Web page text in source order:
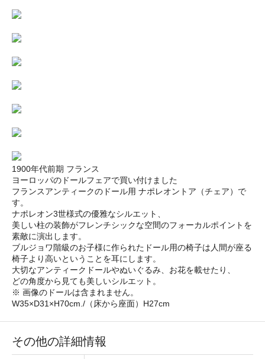
1900年代前期 フランス
ヨーロッパのドールフェアで買い付けました
フランスアンティークのドール用 ナポレオントア（チェア）で
す。
ナポレオン3世様式の優雅なシルエット、
美しい柱の装飾がフレンチシックな空間のフォーカルポイントを
素敵に演出します。
ブルジョワ階級のお子様に作られたドール用の椅子は人間が座る
椅子より高いということを耳にします。
大切なアンティークドールやぬいぐるみ、お花を載せたり、
どの角度から見ても美しいシルエット。
※ 画像のドールは含まれません。
W35×D31×H70cm./（床から座面）H27cm
その他の詳細情報